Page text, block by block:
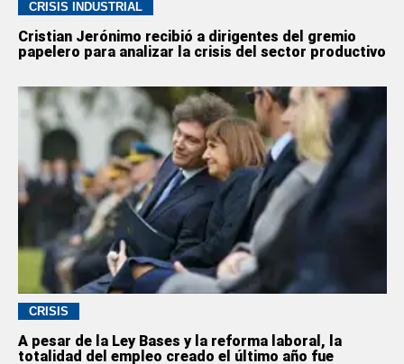
CRISIS INDUSTRIAL
Cristian Jerónimo recibió a dirigentes del gremio
papelero para analizar la crisis del sector productivo
CRISIS
A pesar de la Ley Bases y la reforma laboral, la
totalidad del empleo creado el último año fue